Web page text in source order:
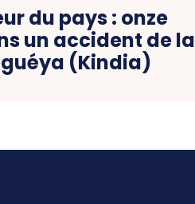
du pays : onze
un accident de la
(Kindia)